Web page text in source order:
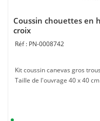
Coussin chouettes en
croix
PN-0008742
Kit coussin canevas gros trous
Taille de l'ouvrage 40 x 40 cm